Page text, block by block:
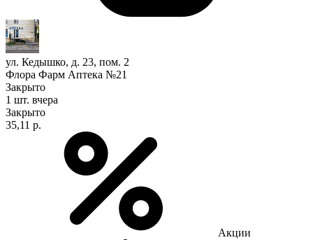
ул. Кедышко, д. 23, пом. 2
Флора Фарм Аптека №21
Закрыто
1 шт. вчера
Закрыто
35,11 р.
Акции